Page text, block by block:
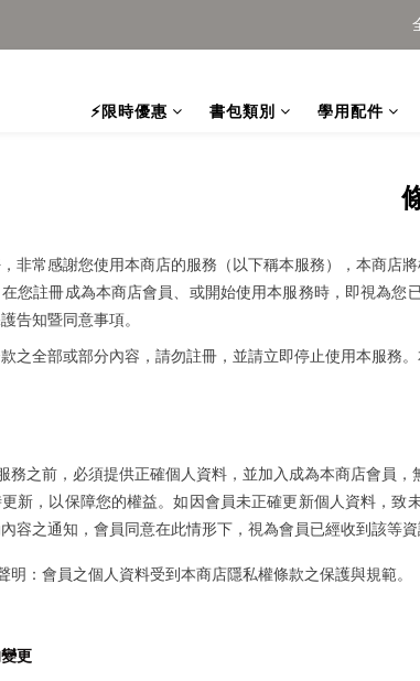
加
⚡限時優惠
書包類別 學用配件
非常感謝您使用本商店的服務（以下稱本服務），本商店
您註冊成為本商店會員、或開始使用本服務時，即視為
告知暨同意事項。
之全部或部分內容，請勿註冊，並請立即停止使用本服務
務之前，必須提供正確個人資料，並加入成為本商店會員
新，以保障您的權益。如因會員未正確更新個人資料，致
容之通知，會員同意在此情形下，視為會員已經收到該等資
明：會員之個人資料受到本商店隱私權條款之保護與規範。
更